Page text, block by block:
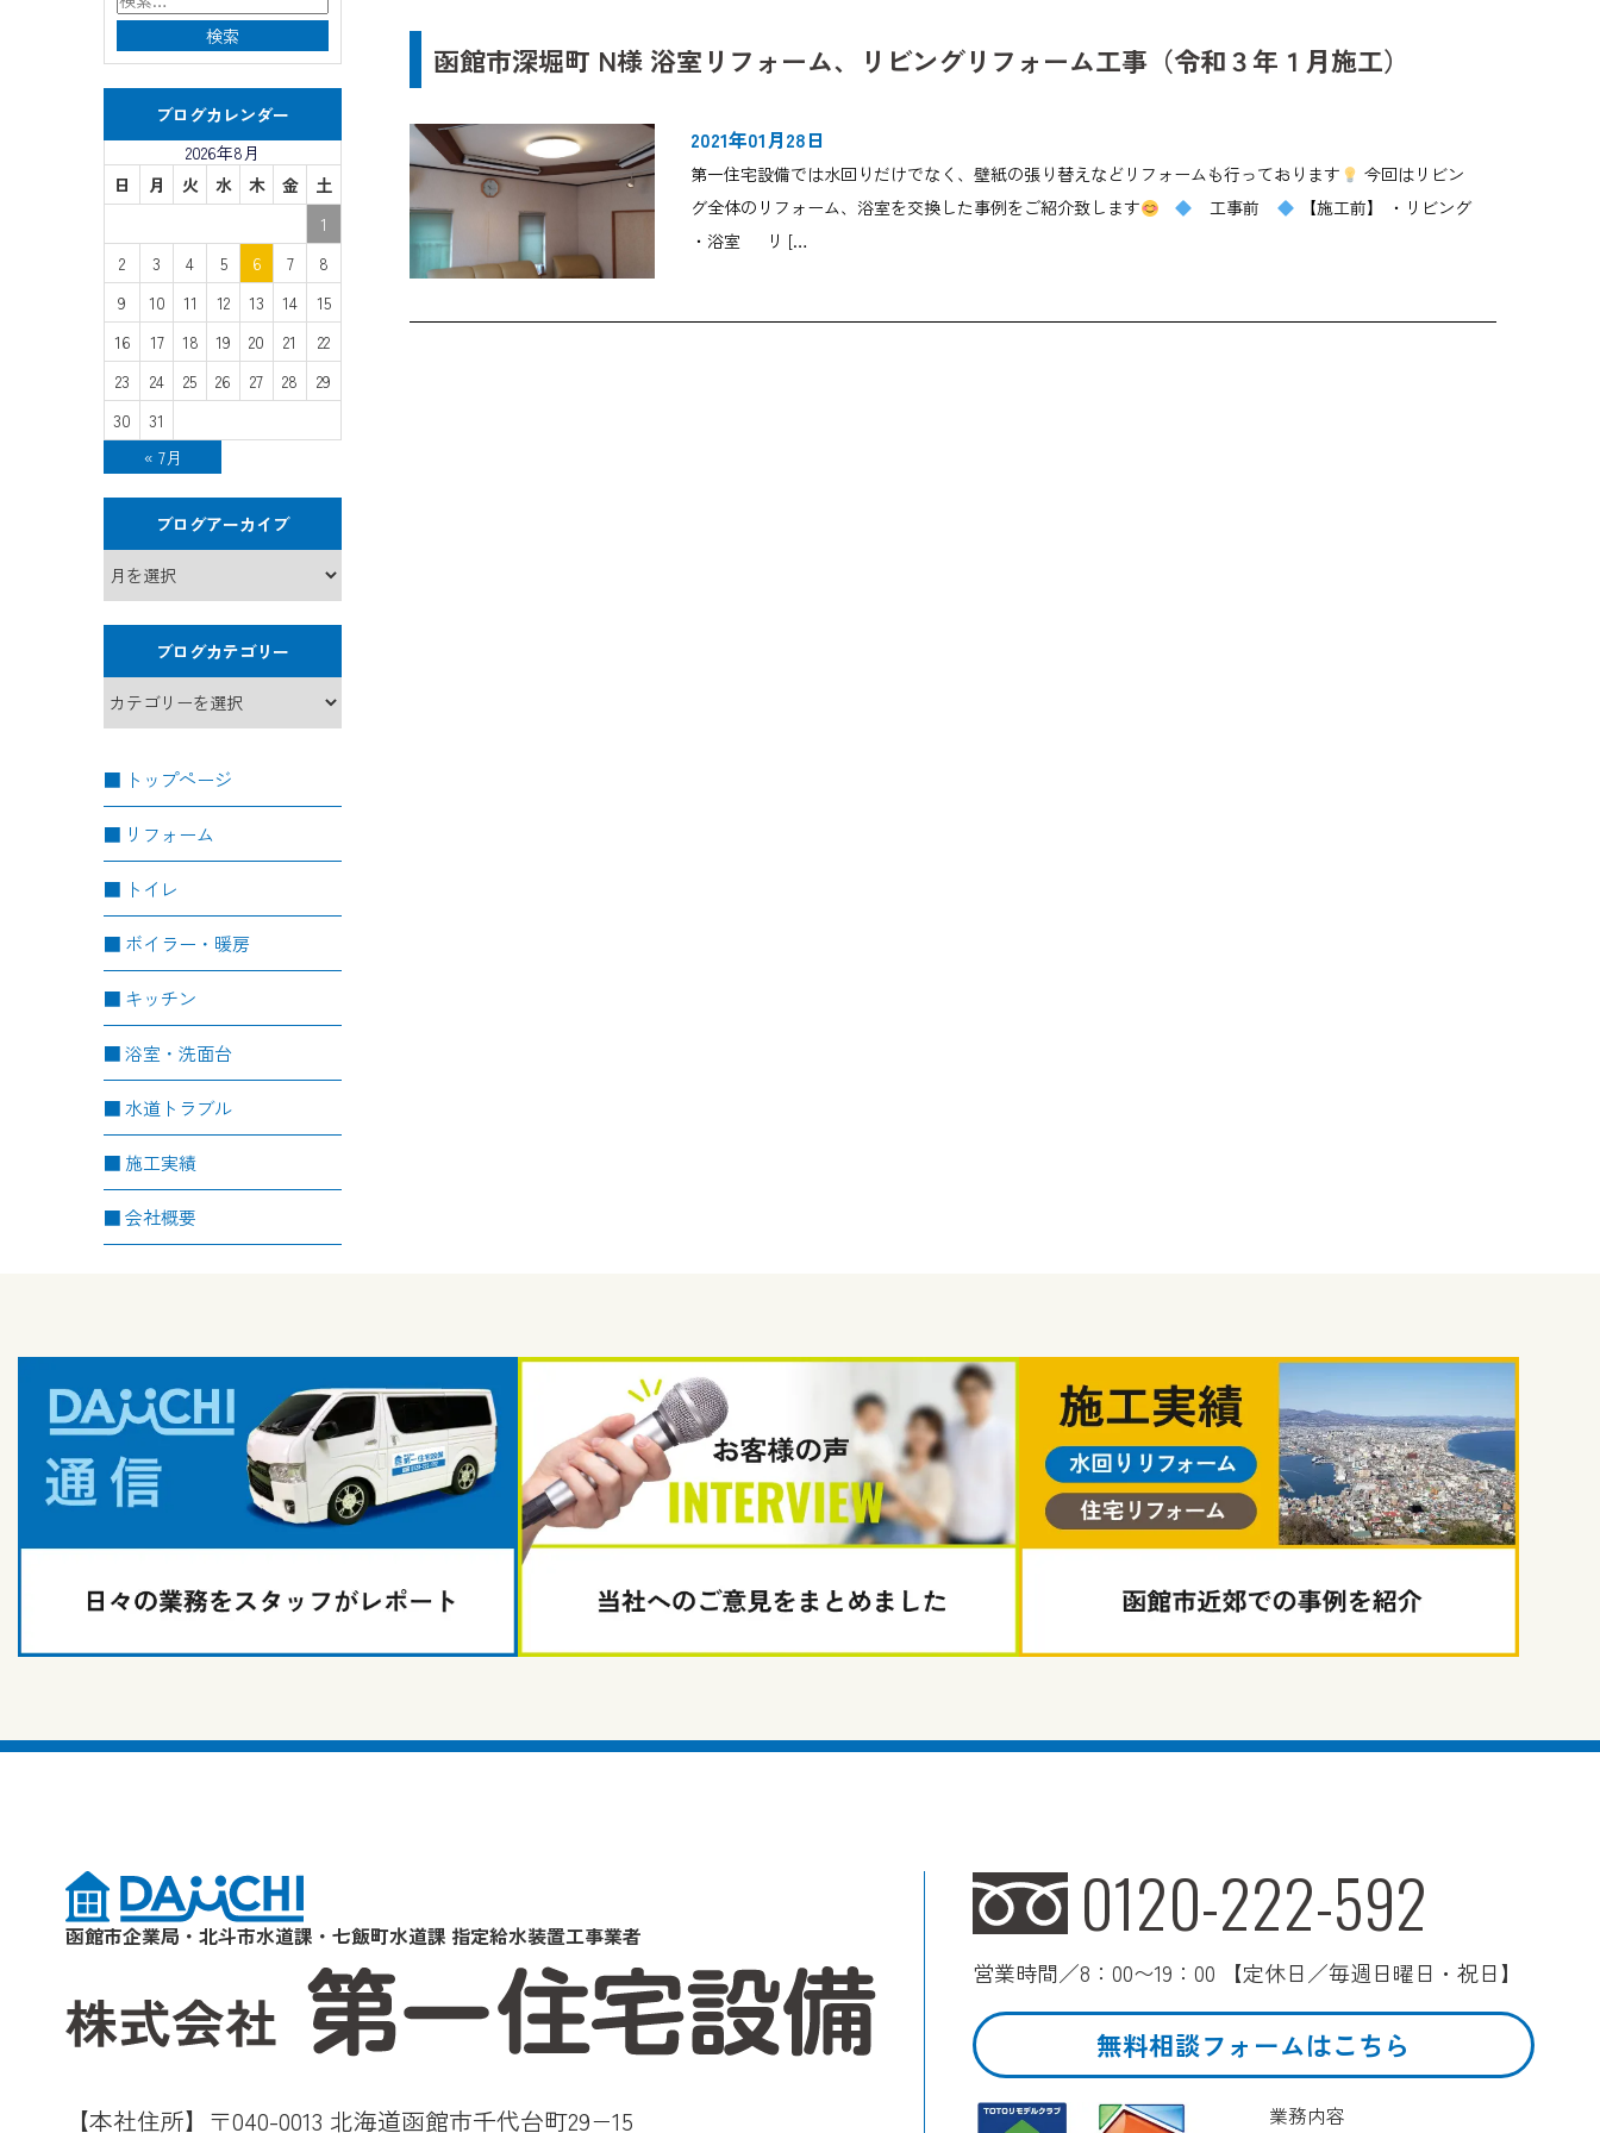
ブログカレンダー
2026年8月
日
月 火 水 木 金
土
1
2
3 4 5 6 7
8
9
10 11 12 13 14
15
16
17 18 19 20 21
22
23
24 25 26 27 28
29
30
31
« 7月
ブログアーカイブ
ブログカテゴリー
トップページ
リフォーム
トイレ
ボイラー・暖房
キッチン
浴室・洗面台
水道トラブル
施工実績
会社概要
函館市深堀町 N様 浴室リフォーム、リビングリフォーム工事（令和３年１月施工）
2021年01月28日
第一住宅設備では水回りだけでなく、壁紙の張り替えなどリフォームも行っております
今回はリビン
グ全体のリフォーム、浴室を交換した事例をご紹介致します
工事前
【施工前】 ・リビング
・浴室 リ […
函館市企業局・北斗市水道課・七飯町水道課 指定給水装置工事業者
【本社住所】〒040-0013 北海道函館市千代台町29−15
0120-222-592
営業時間／8：00〜19：00 【定休日／毎週日曜日・祝日】
無料相談フォームはこちら
業務内容